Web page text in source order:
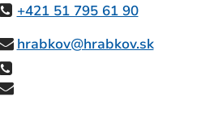
+421 51 795 61 90
hrabkov@hrabkov.sk